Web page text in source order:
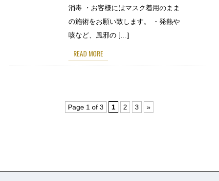
消毒 ・お客様にはマスク着用のまま
の施術をお願い致します。 ・発熱や
咳など、風邪の […]
READ MORE
Page 1 of 3 1 2 3 »